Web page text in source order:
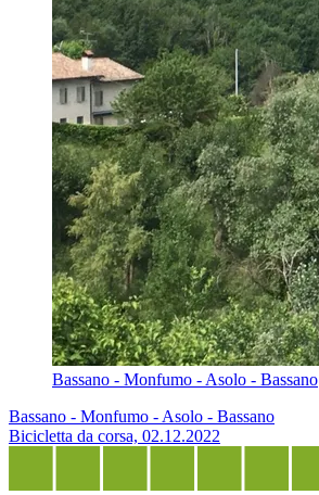
Bassano - Monfumo - Asolo - Bassano
Bassano - Monfumo - Asolo - Bassano
Bicicletta da corsa, 02.12.2022